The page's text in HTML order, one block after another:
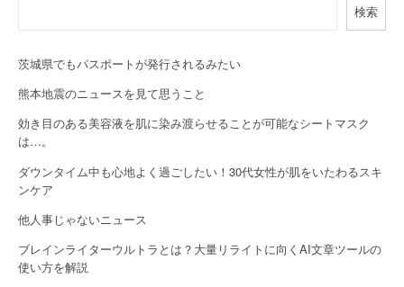
g
a
t
i
o
n
検索
茨城県でもパスポートが発行されるみたい
熊本地震のニュースを見て思うこと
効き目のある美容液を肌に染み渡らせることが可能なシートマスク
は…。
ダウンタイム中も心地よく過ごしたい！30代女性が肌をいたわるスキ
ンケア
他人事じゃないニュース
ブレインライターウルトラとは？大量リライトに向くAI文章ツールの
使い方を解説